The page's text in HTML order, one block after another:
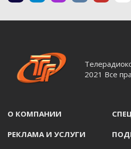
2021 Все
О КОМПАНИИ
РЕКЛАМА И УСЛУГИ